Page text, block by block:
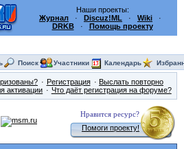
Наши проекты:
Журнал · Discuz!ML · Wiki ·
DRKB· Помощь проекту
Поиск Участники Календарь
Регистрация
Выслать повторно
активации
Что даёт регистрация на форуме?
Нравится ресурс?
Помоги проекту!